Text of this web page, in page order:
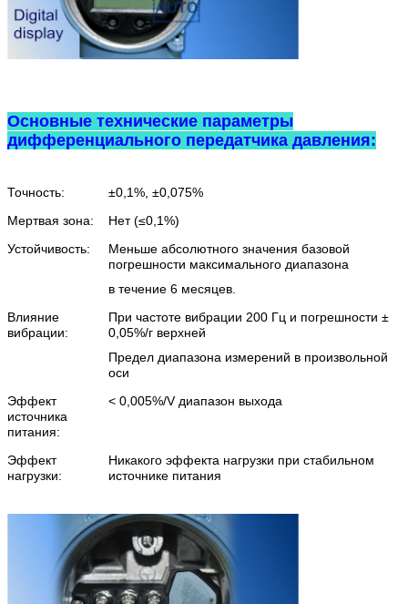
Основные технические параметры
дифференциального передатчика давления:
Точность:
±0,1%, ±0,075%
Мертвая зона:
Нет (≤0,1%)
Устойчивость:
Меньше абсолютного значения базовой
погрешности максимального диапазона
в течение 6 месяцев.
Влияние
вибрации:
При частоте вибрации 200 Гц и погрешности ±
0,05%/г верхней
Предел диапазона измерений в произвольной
оси
Эффект
источника
питания:
< 0,005%/V диапазон выхода
Эффект
нагрузки:
Никакого эффекта нагрузки при стабильном
источнике питания